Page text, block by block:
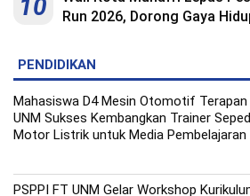
10
Run 2026, Dorong Gaya
PENDIDIKAN
Mahasiswa D4 Mesin Otomotif Terapan
UNM Sukses Kembangkan Trainer
Motor Listrik untuk Media Pembelajaran
PSPPI FT UNM Gelar Workshop